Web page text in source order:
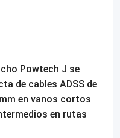
Powtech J se
de cables ADSS de
en vanos cortos
en rutas